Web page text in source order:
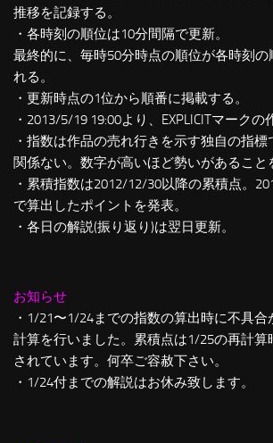
推移を記録する。
・各時刻の順位は10分間隔で更新。
最終的に、毎時50分時点の順位が各時刻の
れる。
・更新時点の1位から順番に掲載する。
・2013/5/19 19:00より、EXPLICITマークの
・指数は作品の売れ行きを示す独自の指標
関係ない。数字が高いほど勢いがあること
・累積指数は2012/12/30以降の累積点。
で算出したポイントを発表。
・各日の解説(振り返り)は翌日更新。
お知らせ
・1/21〜1/24までの指数の算出時に不具
計算を行いました。累積点は1/25の再計算
されています。何卒ご容赦下さい。
・1/24付までの解説はお休み致します。